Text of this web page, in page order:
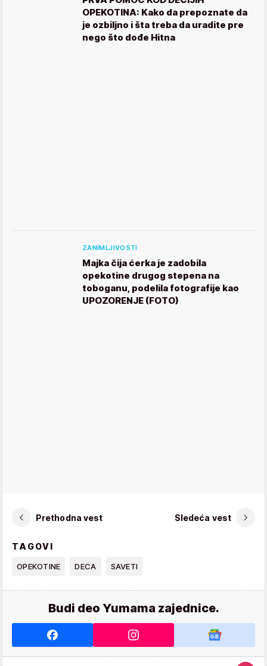
OPEKOTINA: Kako da prepoznate da
je ozbiljno i šta treba da uradite pre
nego što dođe Hitna
ZANIMLJIVOSTI
Majka čija ćerka je zadobila
opekotine drugog stepena na
toboganu, podelila fotografije kao
UPOZORENJE (FOTO)
Prethodna vest Sledeća vest
TAGOVI
OPEKOTINE DECA SAVETI
Budi deo Yumama zajednice.